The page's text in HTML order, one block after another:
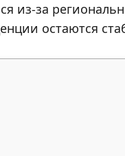
из-за
остаются